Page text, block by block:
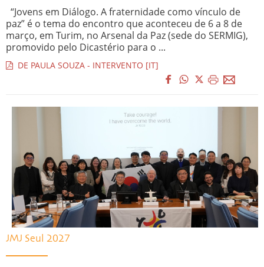
“Jovens em Diálogo. A fraternidade como vínculo de
paz” é o tema do encontro que aconteceu de 6 a 8 de
março, em Turim, no Arsenal da Paz (sede do SERMIG),
promovido pelo Dicastério para o ...
DE PAULA SOUZA - INTERVENTO [IT]
JMJ Seul 2027